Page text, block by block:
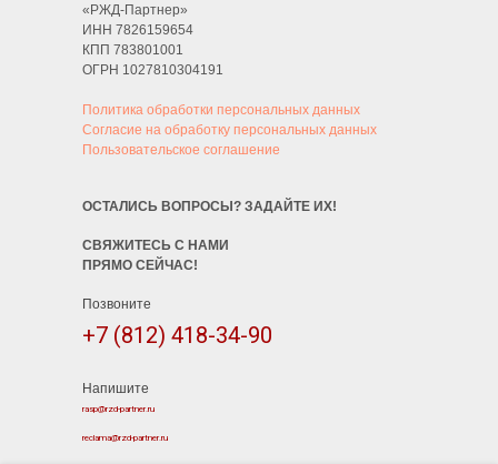
ОСТАЛИСЬ ВОПРОСЫ? ЗАДАЙТЕ ИХ!
СВЯЖИТЕСЬ С НАМИ
ПРЯМО СЕЙЧАС!
Позвоните
«РЖД-Партнер»
ИНН 7826159654
КПП 783801001
ОГРН 1027810304191
Политика обработки персональных данных
Согласие на обработку персональных данных
Пользовательское соглашение
Напишите
+7 (812) 418-34-90
rasp@rzd-partner.ru
reclama@rzd-partner.ru